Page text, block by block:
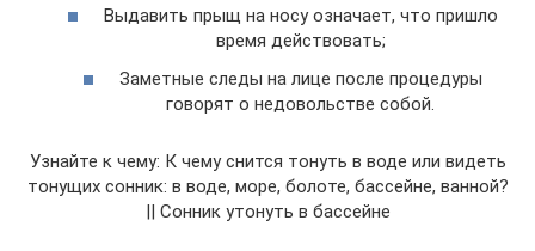
Выдавить прыщ на носу означает, что пришло
время действовать;
Заметные следы на лице после процедуры
говорят о недовольстве собой.
Узнайте к чему: К чему снится тонуть в воде или видеть
тонущих сонник: в воде, море, болоте, бассейне, ванной?
|| Сонник утонуть в бассейне